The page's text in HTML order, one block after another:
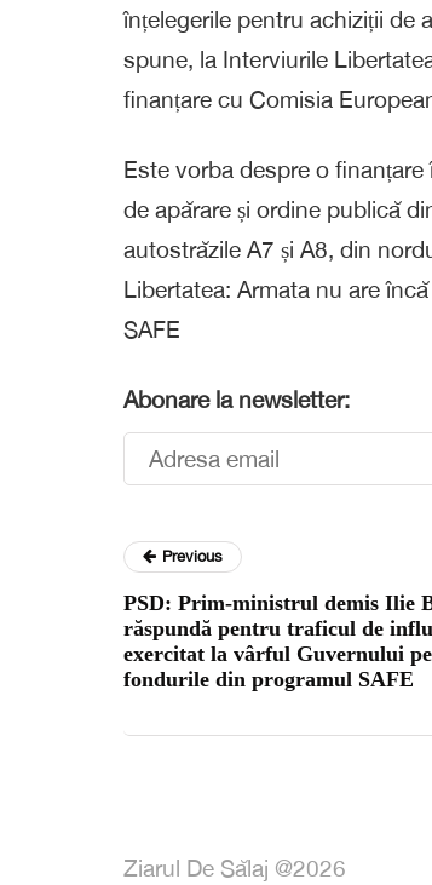
înțelegerile pentru achiziții de
spune, la Interviurile
finanțare cu Comisia
Este vorba despre o
de apărare și ordine publică
autostrăzile A7 și A8, din
Libertatea: Armata nu are
SAFE
Abonare la newsletter:
Previous
PSD: Prim-ministrul demis Ilie
răspundă pentru traficul de
exercitat la vârful Guvernului
fondurile din programul SAFE
Ziarul De Sălaj @2026